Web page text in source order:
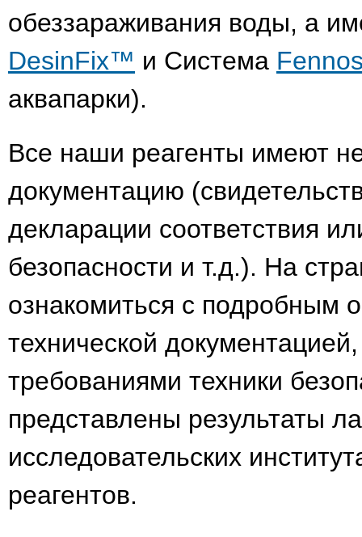
обеззараживания воды, а
DesinFix™ и Система
аквапарки).
Все наши реагенты имеют
документацию
декларации соответствия
безопасности и т.д.). На
ознакомиться с подробным
технической
требованиями техники
представлены результаты
исследовательских
реагентов.